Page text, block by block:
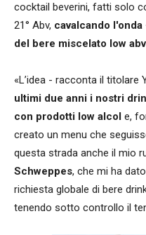
cocktail beverini, fatti solo
21° Abv, cavalcando
del bere miscelato low abv
«L’idea - racconta il titolare
ultimi due anni i nostri
con prodotti low alcol e,
creato un menu che
questa strada anche il mio
Schweppes, che mi ha
richiesta globale di bere
tenendo sotto controllo il